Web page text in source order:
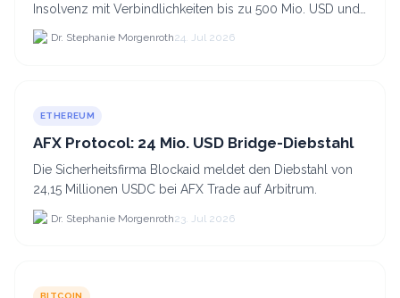
Insolvenz mit Verbindlichkeiten bis zu 500 Mio. USD und
plant den Verkauf zweier Texas-Standorte für.
Dr. Stephanie Morgenroth24. Jul 2026
ETHEREUM
AFX Protocol: 24 Mio. USD Bridge-Diebstahl
Die Sicherheitsfirma Blockaid meldet den Diebstahl von
24,15 Millionen USDC bei AFX Trade auf Arbitrum.
Dr. Stephanie Morgenroth23. Jul 2026